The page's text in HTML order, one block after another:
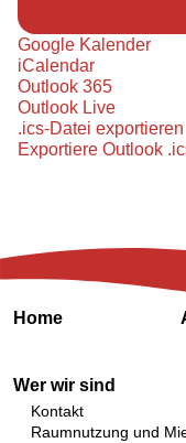
Google Kalender
iCalendar
Outlook 365
Outlook Live
.ics-Datei exportieren
Exportiere Outlook
Home
Wer wir sind
Kontakt
Raumnutzung und